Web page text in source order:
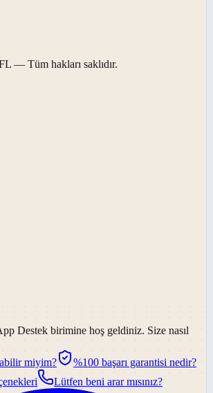
— Tüm hakları saklıdır.
Destek birimine hoş geldiniz. Size nasıl
miyim?
%100 başarı garantisi nedir?
Lütfen beni arar mısınız?